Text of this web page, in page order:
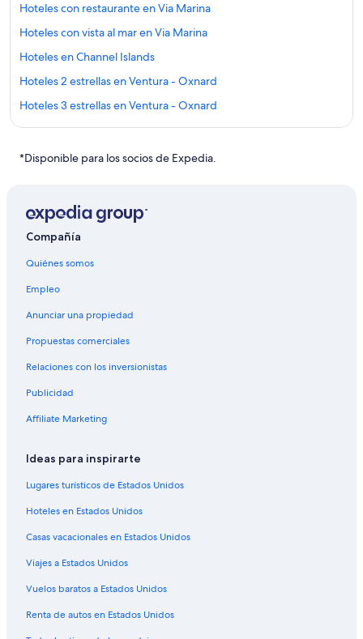
Hoteles con restaurante en Via Marina
Hoteles con vista al mar en Via Marina
Hoteles en Channel Islands
Hoteles 2 estrellas en Ventura - Oxnard
Hoteles 3 estrellas en Ventura - Oxnard
Hoteles 4 estrellas en Ventura - Oxnard
Casas de campo en Ventura - Oxnard
Casas vacacionales en Ventura - Oxnard
Resorts en Ventura - Oxnard
Apart-Hoteles en Ventura - Oxnard
Hoteles con concierge en Ventura - Oxnard
Hoteles con spa en Ventura - Oxnard
Hoteles de lujo en Ventura - Oxnard
Hoteles en la playa en Ventura - Oxnard
Hoteles familiares en Ventura - Oxnard
Hoteles baratos en Ventura - Oxnard
Hoteles cerca del lago en Ventura - Oxnard
Hoteles con cocina en Ventura - Oxnard
Hoteles con desayuno incluido en Ventura - Oxnard
Hoteles con alberca en Ventura - Oxnard
Hoteles con sauna en Ventura - Oxnard
Hoteles cerca de viñedos en Ventura - Oxnard
*Disponible para los socios de Expedia.
Compañía
Quiénes somos
Empleo
Anunciar una propiedad
Propuestas comerciales
Relaciones con los inversionistas
Publicidad
Affiliate Marketing
Ideas para inspirarte
Lugares turísticos de Estados Unidos
Hoteles en Estados Unidos
Casas vacacionales en Estados Unidos
Viajes a Estados Unidos
Vuelos baratos a Estados Unidos
Renta de autos en Estados Unidos